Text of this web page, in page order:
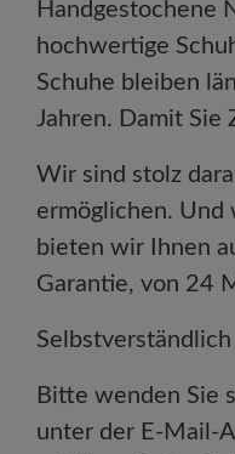
Handgestochene
hochwertige
Schuhe bleiben
Jahren. Damit
Wir sind stolz
ermöglichen. Und
bieten wir Ihnen
Garantie, von 24
Bitte wenden Sie
unter der E-Mail-